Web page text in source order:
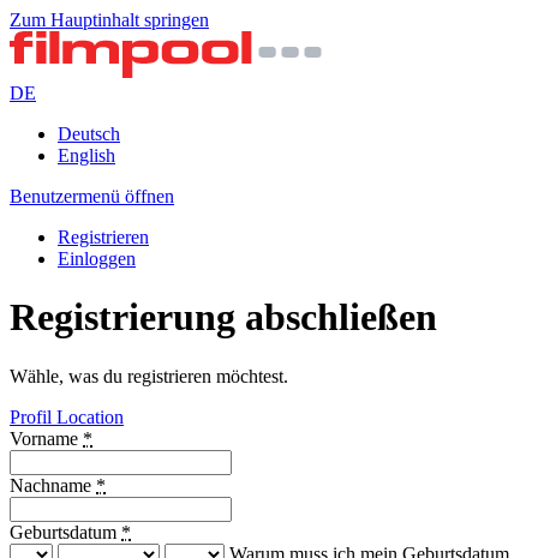
Zum Hauptinhalt springen
DE
Deutsch
English
Benutzermenü öffnen
Registrieren
Einloggen
Registrierung abschließen
Wähle, was du registrieren möchtest.
Profil Location
Vorname *
Nachname *
Geburtsdatum *
Warum muss ich mein Geburtsdatum